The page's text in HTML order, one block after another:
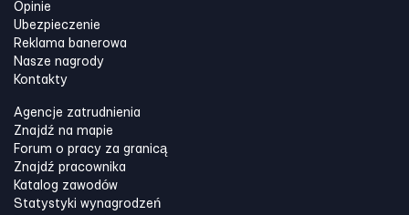
Opinie
Ubezpieczenie
Reklama banerowa
Nasze nagrody
Kontakty
Agencje zatrudnienia
Znajdź na mapie
Forum o pracy za granicą
Znajdź pracownika
Katalog zawodów
Statystyki wynagrodzeń